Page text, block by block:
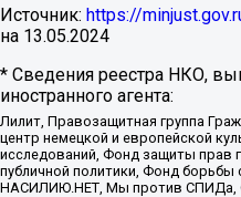
Источник: https://
на 13.05.2024
* Сведения реестра НКО,
иностранного агента:
Лилит, Правозащитная группа
центр немецкой и европейской
исследований, Фонд защиты прав
публичной политики, Фонд борьбы
НАСИЛИЮ.НЕТ, Мы против СПИДа,